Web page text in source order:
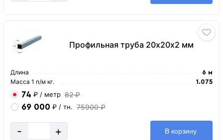
Профильная труба 20х20х2 мм
Длина 6 м
Масса 1 п/м кг. 1.075
74 ₽ / метр 82 ₽
69 000 ₽ / тн. 75900 ₽
- + В корзину